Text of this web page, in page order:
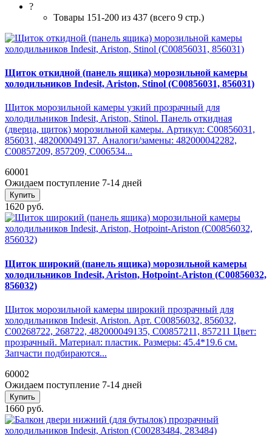
?
Товары 151-200 из 437 (всего 9 стр.)
Щиток откидной (панель ящика) морозильной камеры
холодильников Indesit, Ariston, Stinol (C00856031, 856031)
Щиток морозильной камеры узкий прозрачный для
холодильников Indesit, Ariston, Stinol. Панель откидная
(дверца, щиток) морозильной камеры. Артикул: C00856031,
856031, 482000049137. Аналоги/замены: 482000042282,
C00857209, 857209, C006534...
60001
Ожидаем поступление 7-14 дней
Купить
1620 руб.
Щиток широкий (панель ящика) морозильной камеры
холодильников Indesit, Ariston, Hotpoint-Ariston (C00856032,
856032)
Щиток морозильной камеры широкий прозрачный для
холодильников Indesit, Ariston. Арт. C00856032, 856032,
C00268722, 268722, 482000049135, C00857211, 857211 Цвет:
прозрачный. Материал: пластик. Размеры: 45.4*19.6 см.
Запчасти подбираются...
60002
Ожидаем поступление 7-14 дней
Купить
1660 руб.